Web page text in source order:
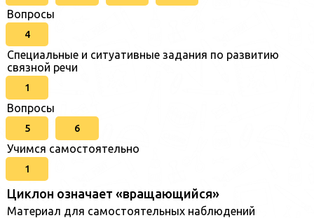
Вопросы
4
Специальные и ситуативные задания по развитию
связной речи
1
Вопросы
5 6
Учимся самостоятельно
1
Циклон означает «вращающийся»
Материал для самостоятельных наблюдений